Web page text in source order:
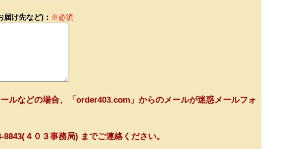
け先など)： ※必須
ルなどの場合、「order403.com」からのメールが迷惑メールフォ
４０３事務局) までご連絡ください。